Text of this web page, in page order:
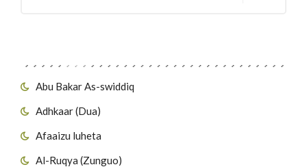
Abu Bakar As-swiddiq
Adhkaar (Dua)
Afaaizu luheta
Al-Ruqya (Zunguo)